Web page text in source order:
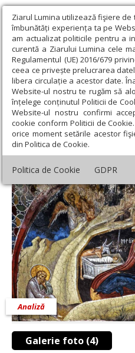
Ziarul Lumina utilizează fişiere
îmbunătăți experiența ta pe
am actualizat politicile pentru a
curentă a Ziarului Lumina cele
Regulamentul (UE) 2016/679
ceea ce privește prelucrarea
libera circulație a acestor date.
Website-ul nostru te rugăm să
înțelege conținutul Politicii de
Website-ul nostru confirmi
cookie conform Politicii de
orice moment setările acestor
din Politica de Cookie.
Politica de Cookie GDPR
Ziarul Lumina › Societate ›
izbăvitorul firii
Crăciunul -
Galerie foto (4)
Analiză